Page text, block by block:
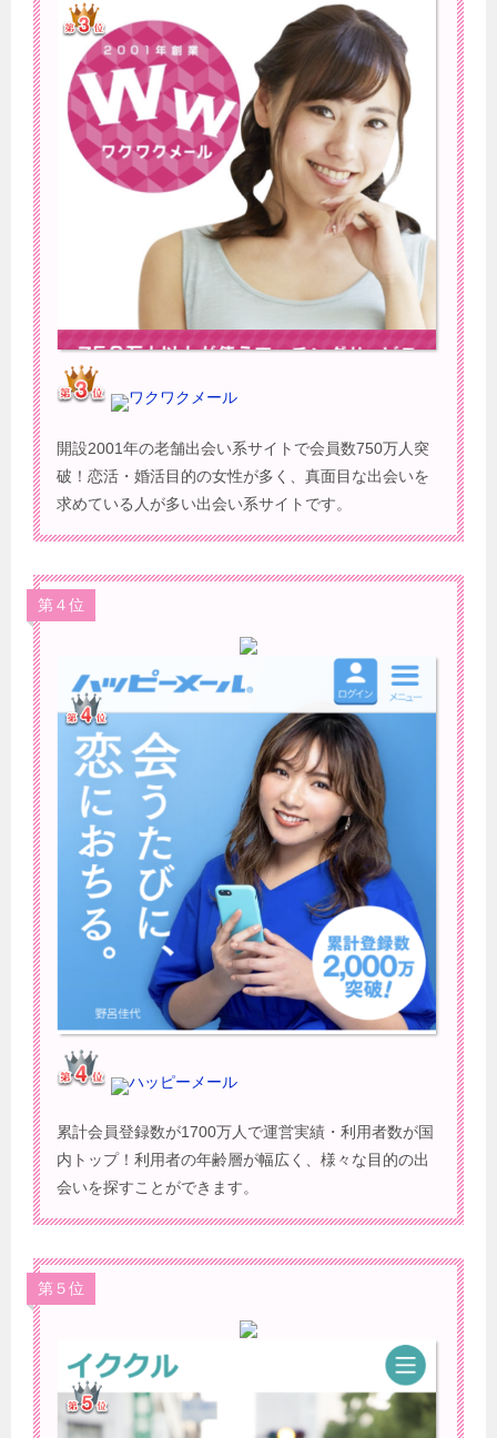
ワクワクメール
開設2001年の老舗出会い系サイトで会員数750万人突
破！恋活・婚活目的の女性が多く、真面目な出会いを
求めている人が多い出会い系サイトです。
第４位
ハッピーメール
累計会員登録数が1700万人で運営実績・利用者数が国
内トップ！利用者の年齢層が幅広く、様々な目的の出
会いを探すことができます。
第５位